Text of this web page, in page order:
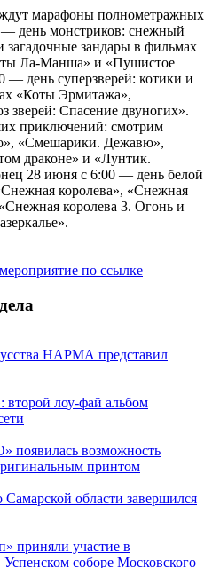
марафоны полнометражных
день монстриков: снежный
зандары в фильмах
Ла-Манша» и «Пушистое
— день суперзверей: котики и
«Коты Эрмитажа»,
зверей: Спасение двуногих».
приключений: смотрим
«Смешарики. Дежавю»,
драконе» и «Лунтик.
28 июня с 6:00 — день белой
королева», «Снежная
королева 3. Огонь и
по ссылке
НАРМА представил
второй лоу-фай альбом
появилась возможность
принтом
области завершился
приняли участие в
соборе Московского